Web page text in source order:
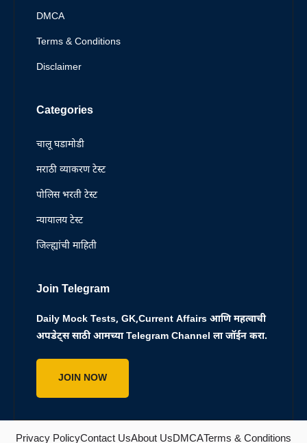
DMCA
Terms & Conditions
Disclaimer
Categories
चालू घडामोडी
मराठी व्याकरण टेस्ट
पोलिस भरती टेस्ट
न्यायालय टेस्ट
जिल्ह्यांची माहिती
Join Telegram
Daily Mock Tests, GK,Current Affairs आणि महत्वाची
अपडेट्स साठी आमच्या Telegram Channel ला जॉईन करा.
JOIN NOW
Privacy PolicyContact UsAbout UsDMCATerms & Conditions